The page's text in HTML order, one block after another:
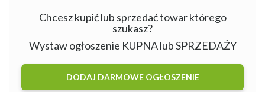
Chcesz kupić lub sprzedać towar którego
szukasz?
Wystaw ogłoszenie KUPNA lub SPRZEDAŻY
DODAJ DARMOWE OGŁOSZENIE